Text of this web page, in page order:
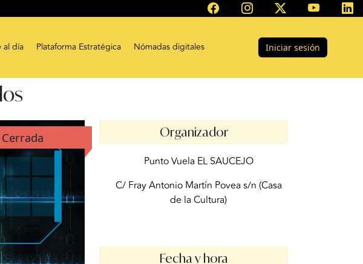
al día Plataforma Estratégica Nómadas digitales Iniciar sesión
Cerrada Organizador
Punto Vuela EL SAUCEJO
C/ Fray Antonio Martín Povea s/n (Casa
de la Cultura)
Fecha y hora